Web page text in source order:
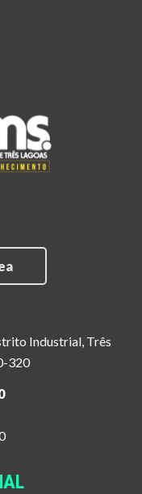
Industrial, Três
320